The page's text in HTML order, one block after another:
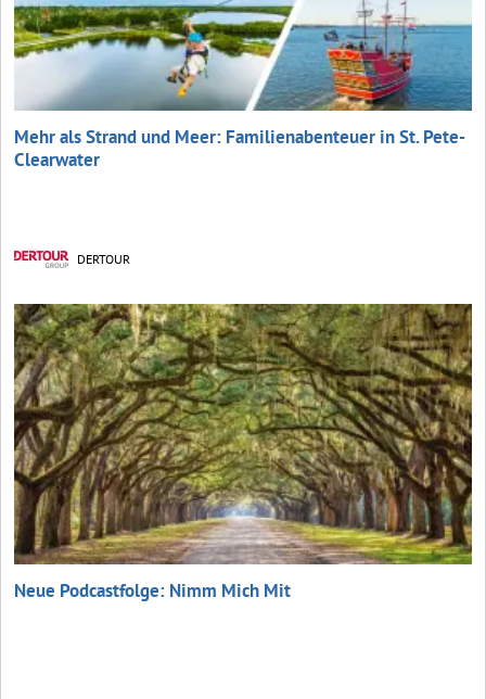
Mehr als Strand und Meer: Familienabenteuer in St. Pete-
Clearwater
DERTOUR
Neue Podcastfolge: Nimm Mich Mit